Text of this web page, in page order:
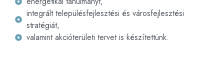
integrált településfejlesztési és városfejlesztési
stratégiát,
valamint akcióterületi tervet is készítettünk.